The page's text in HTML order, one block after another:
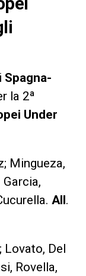
Spagna-
la 2ª
Under
Mingueza,
All .
Lovato, Del
Rovella,